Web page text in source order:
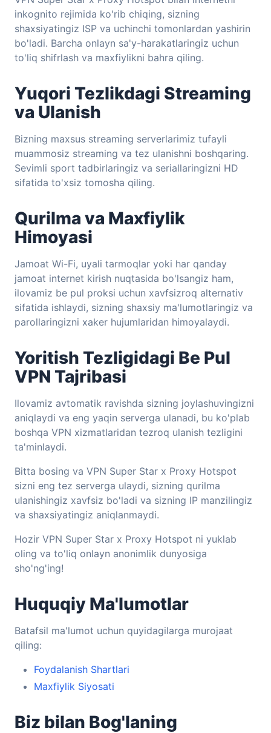
inkognito rejimida ko'rib chiqing, sizning
shaxsiyatingiz ISP va uchinchi tomonlardan yashirin
bo'ladi. Barcha onlayn sa'y-harakatlaringiz uchun
to'liq shifrlash va maxfiylikni bahra qiling.
Yuqori Tezlikdagi Streaming
va Ulanish
Bizning maxsus streaming serverlarimiz tufayli
muammosiz streaming va tez ulanishni boshqaring.
Sevimli sport tadbirlaringiz va seriallaringizni HD
sifatida to'xsiz tomosha qiling.
Qurilma va Maxfiylik
Himoyasi
Jamoat Wi-Fi, uyali tarmoqlar yoki har qanday
jamoat internet kirish nuqtasida bo'lsangiz ham,
ilovamiz be pul proksi uchun xavfsizroq alternativ
sifatida ishlaydi, sizning shaxsiy ma'lumotlaringiz va
parollaringizni xaker hujumlaridan himoyalaydi.
Yoritish Tezligidagi Be Pul
VPN Tajribasi
Ilovamiz avtomatik ravishda sizning joylashuvingizni
aniqlaydi va eng yaqin serverga ulanadi, bu ko'plab
boshqa VPN xizmatlaridan tezroq ulanish tezligini
ta'minlaydi.
Bitta bosing va VPN Super Star x Proxy Hotspot
sizni eng tez serverga ulaydi, sizning qurilma
ulanishingiz xavfsiz bo'ladi va sizning IP manzilingiz
va shaxsiyatingiz aniqlanmaydi.
Hozir VPN Super Star x Proxy Hotspot ni yuklab
oling va to'liq onlayn anonimlik dunyosiga
sho'ng'ing!
Huquqiy Ma'lumotlar
Batafsil ma'lumot uchun quyidagilarga murojaat
qiling:
Foydalanish Shartlari
Maxfiylik Siyosati
Biz bilan Bog'laning